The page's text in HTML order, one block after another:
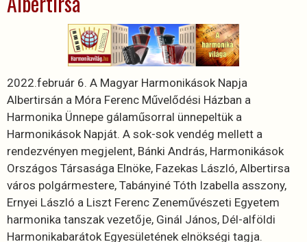
2022.február 6. A Magyar Harmonikások Napja
Albertirsán a Móra Ferenc Művelődési Házban a
Harmonika Ünnepe gálaműsorral ünnepeltük a
Harmonikások Napját. A sok-sok vendég mellett a
rendezvényen megjelent, Bánki András, Harmonikások
Országos Társasága Elnöke, Fazekas László, Albertirsa
város polgármestere, Tabányiné Tóth Izabella asszony,
Ernyei László a Liszt Ferenc Zeneművészeti Egyetem
harmonika tanszak vezetője, Ginál János, Dél-alföldi
Harmonikabarátok Egyesületének elnökségi tagja.